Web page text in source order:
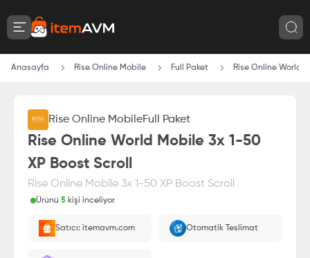
Anasayfa Rise Online Mobile Full Paket Rise Online World
Rise Online MobileFull Paket
Rise Online World Mobile 3x 1-50
XP Boost Scroll
Rise Online Mobile 3x 1-50 XP Boost Scroll
Ürünü 5 kişi inceliyor
E-Pin olarak yüklenir.
Satıcı: itemavm.com Otomatik Teslimat